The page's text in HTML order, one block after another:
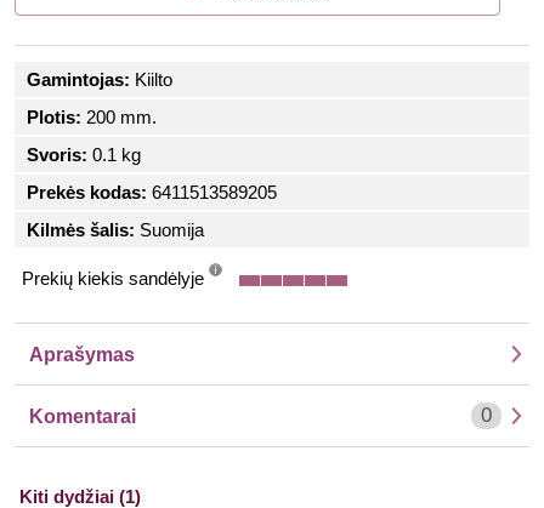
Gamintojas: Kiilto
Plotis: 200 mm.
Svoris: 0.1 kg
Prekės kodas: 6411513589205
Kilmės šalis: Suomija
Prekių kiekis sandėlyje
Aprašymas
Komentarai 0
Kiti dydžiai (1)